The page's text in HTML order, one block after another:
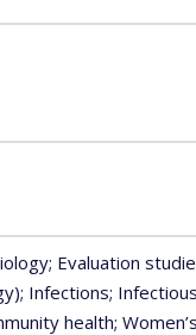
; Evaluation
; Infections;
health;